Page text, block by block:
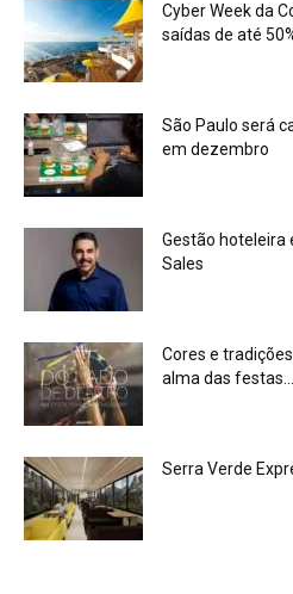
Cyber Week da
saídas de até
São Paulo será
em dezembro
Gestão hoteleira
Sales
Cores e
alma das festas...
Serra Verde